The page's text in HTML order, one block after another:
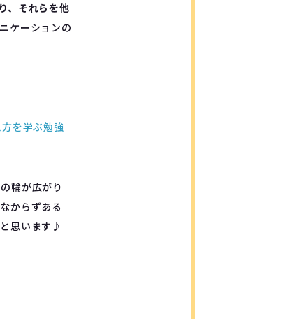
、それらを他
ケーションの
を学ぶ勉強
輪が広がり
からずある
思います♪